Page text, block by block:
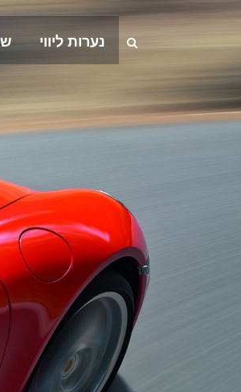
נערות ליווי